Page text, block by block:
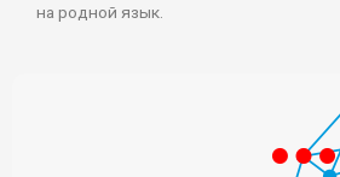
на родной язык.